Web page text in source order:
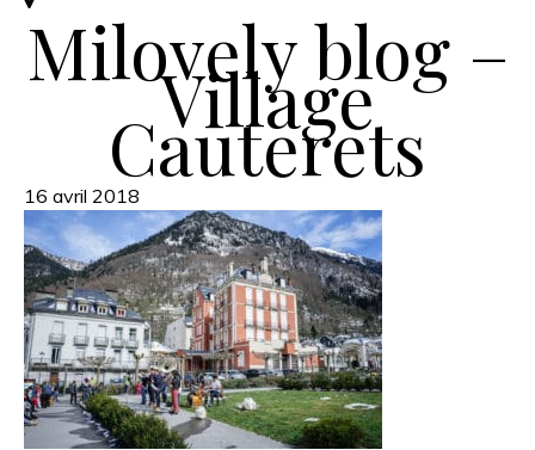
Milovely blog –
Village
Cauterets
16 avril 2018